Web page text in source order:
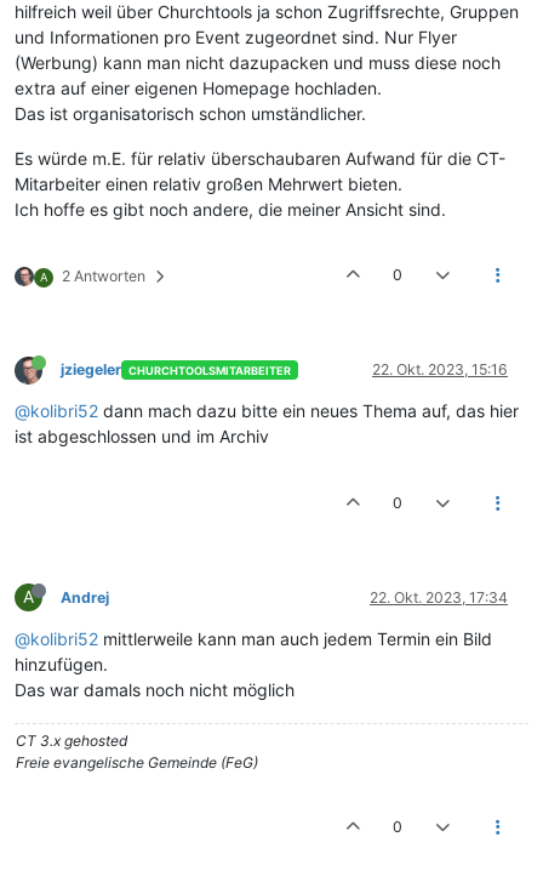
hilfreich weil über Churchtools ja schon Zugriffsrechte, Gruppen
und Informationen pro Event zugeordnet sind. Nur Flyer
(Werbung) kann man nicht dazupacken und muss diese noch
extra auf einer eigenen Homepage hochladen.
Das ist organisatorisch schon umständlicher.
Es würde m.E. für relativ überschaubaren Aufwand für die CT-
Mitarbeiter einen relativ großen Mehrwert bieten.
Ich hoffe es gibt noch andere, die meiner Ansicht sind.
A 2 Antworten 0
jziegeler CHURCHTOOLSMITARBEITER 22. Okt. 2023, 15:16
@kolibri52 dann mach dazu bitte ein neues Thema auf, das hier
ist abgeschlossen und im Archiv
0
A Andrej 22. Okt. 2023, 17:34
@kolibri52 mittlerweile kann man auch jedem Termin ein Bild
hinzufügen.
Das war damals noch nicht möglich
CT 3.x gehosted
Freie evangelische Gemeinde (FeG)
0